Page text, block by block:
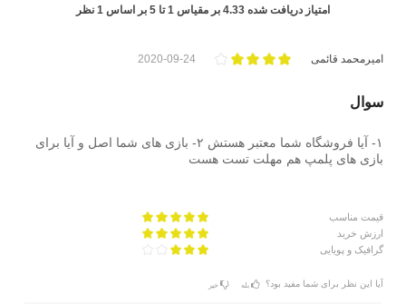
امتیاز دریافت شده 4.33 بر مقیاس 1تا 5 بر اساس 1 نظر
امیرمحمد قائمی 2020-09-24
سوال
۱- آیا فروشگاه شما معتبر هستش ۲- بازی های شما اصل و آیا برای
بازی های پلمپ هم مهلت تست هست
قیمت مناسب
ارزش خرید
گرافیک و پویایی
آیا این نظر برای شما مفید بود؟ بله خیر